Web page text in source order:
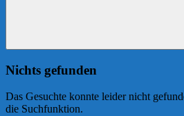
Nichts gefunden
Das Gesuchte konnte leider nicht
die Suchfunktion.